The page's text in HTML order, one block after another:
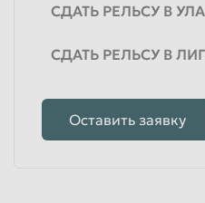
СДАТЬ РЕЛЬСУ В
СДАТЬ РЕЛЬСУ В
Оставить заявку